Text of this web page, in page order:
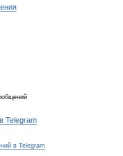
Telegram
в Telegram